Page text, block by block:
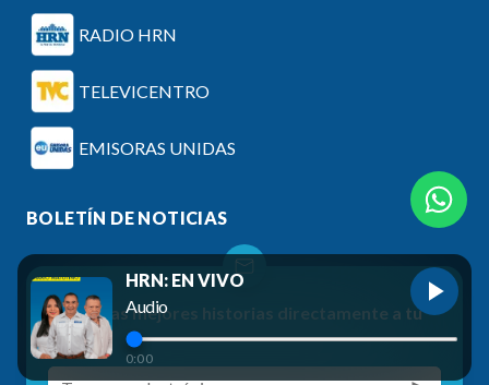
RADIO HRN
TELEVICENTRO
EMISORAS UNIDAS
BOLETÍN DE NOTICIAS
Recibe las mejores historias directamente a tu
correo
HRN: EN VIVO
Audio
0:00